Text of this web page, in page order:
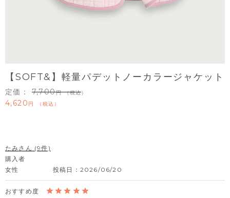
【SOFT&】軽量パデットノーカラージャケット
定価： 7,700 （税込）
4,620 税込
たみ
9
購入者
女性
投稿日 2026/06/20